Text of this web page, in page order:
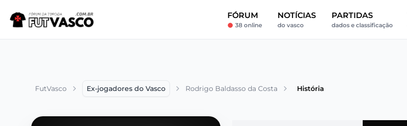
FÓRUM
38 online
NOTÍCIAS
do vasco
PARTIDAS
dados e classificação
FutVasco Ex-jogadores do Vasco Rodrigo Baldasso da Costa História